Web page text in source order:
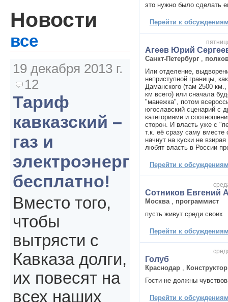
это нужно было сделать
Перейти к
Агеев Юрий
Санкт-Петербург
Или отделение,
неприступной границы,
Даманского (там 2500
км всего) или сначала
"манежка", потом
югославский сценарий с
категориями и
сторон. И власть уже с
т.к. её сразу саму
начнут на куски не
любят власть в России
Перейти к
Сотников Евгений
Москва
программист
пусть живут среди своих
Перейти к
Голуб
Краснодар
Конструктор
Гости не должны
Перейти к
Новости
все
19 декабря 2013 г.
12
Тариф
кавказский –
газ и
электроэнергия
бесплатно!
Вместо того,
чтобы
вытрясти с
Кавказа долги,
их повесят на
всех наших